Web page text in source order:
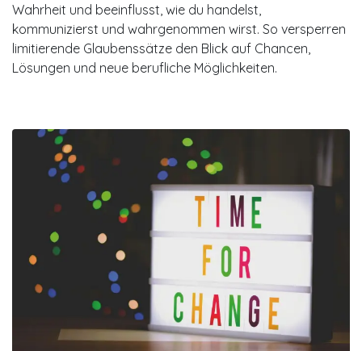
Wahrheit und beeinflusst, wie du handelst,
kommunizierst und wahrgenommen wirst. So versperren
limitierende Glaubenssätze den Blick auf Chancen,
Lösungen und neue berufliche Möglichkeiten.